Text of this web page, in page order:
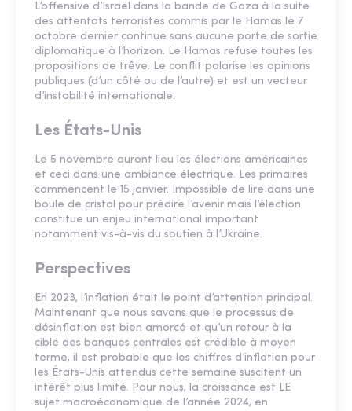
L’offensive d’Israël dans la bande de Gaza à la suite
des attentats terroristes commis par le Hamas le 7
octobre dernier continue sans aucune porte de sortie
diplomatique à l’horizon. Le Hamas refuse toutes les
propositions de trêve. Le conflit polarise les opinions
publiques (d’un côté ou de l’autre) et est un vecteur
d’instabilité internationale.
Les États-Unis
Le 5 novembre auront lieu les élections américaines
et ceci dans une ambiance électrique. Les primaires
commencent le 15 janvier. Impossible de lire dans une
boule de cristal pour prédire l’avenir mais l’élection
constitue un enjeu international important
notamment vis-à-vis du soutien à l’Ukraine.
Perspectives
En 2023, l’inflation était le point d’attention principal.
Maintenant que nous savons que le processus de
désinflation est bien amorcé et qu’un retour à la
cible des banques centrales est crédible à moyen
terme, il est probable que les chiffres d’inflation pour
les États-Unis attendus cette semaine suscitent un
intérêt plus limité. Pour nous, la croissance est LE
sujet macroéconomique de l’année 2024, en